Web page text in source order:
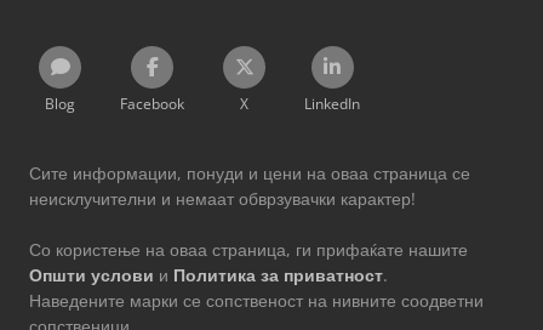
Blog Facebook X LinkedIn
Сите информации, понуди и цени на оваа страница се
неисклучителни и немаат обврзувачки карактер!
Со користење на оваа страница, ги прифаќате нашите
Општи услови и Политика за приватност.
Наведените марки се сопственост на нивните соодветни